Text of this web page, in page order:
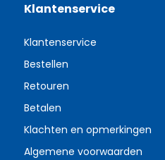
Klantenservice
Klantenservice
Bestellen
Retouren
Betalen
Klachten en opmerkingen
Algemene voorwaarden